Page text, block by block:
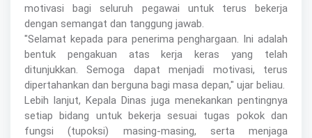
motivasi bagi seluruh pegawai untuk terus bekerja
dengan semangat dan tanggung jawab.
"Selamat kepada para penerima penghargaan. Ini adalah
bentuk pengakuan atas kerja keras yang telah
ditunjukkan. Semoga dapat menjadi motivasi, terus
dipertahankan dan berguna bagi masa depan," ujar beliau.
Lebih lanjut, Kepala Dinas juga menekankan pentingnya
setiap bidang untuk bekerja sesuai tugas pokok dan
fungsi (tupoksi) masing-masing, serta menjaga